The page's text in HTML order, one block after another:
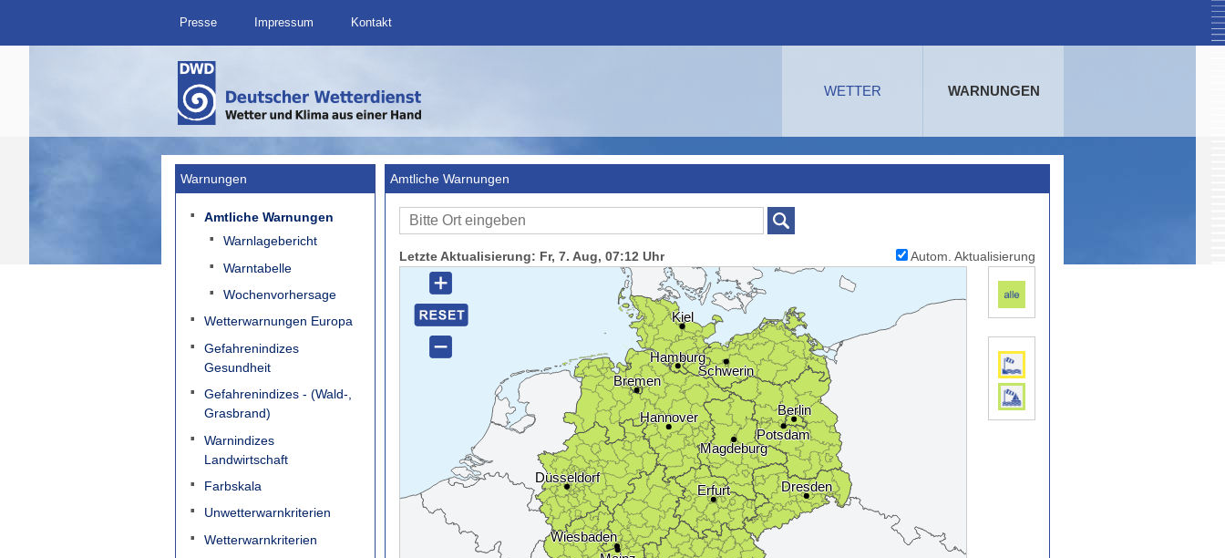
Presse Impressum Kontakt
WETTER WARNUNGEN
Warnungen
Amtliche Warnungen
Warnlagebericht
Warntabelle
Wochenvorhersage
Wetterwarnungen Europa
Gefahrenindizes
Gesundheit
Gefahrenindizes - (Wald-,
Grasbrand)
Warnindizes
Landwirtschaft
Farbskala
Unwetterwarnkriterien
Wetterwarnkriterien
Amtliche Warnungen
Autom. Aktualisierung
Letzte Aktualisierung: Fr, 7. Aug, 07:12 Uhr